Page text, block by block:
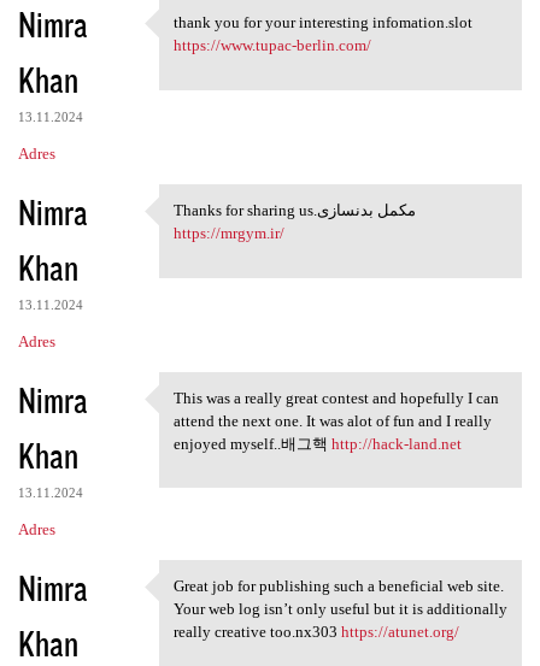
Nimra
Khan
13.11.2024
Adres
thank you for your
thank you for your interesting infomation.slot
https://www.tupac-berlin.com/
Nimra
Khan
13.11.2024
Adres
Thanks for sharing us.مکمل
Thanks for sharing us.مکمل بدنسازی
https://mrgym.ir/
Nimra
Khan
13.11.2024
Adres
This was a really great
This was a really great contest and hopefully I can
attend the next one. It was alot of fun and I really
enjoyed myself..배그핵 http://hack-land.net
Nimra
Khan
Great job for publishing such
Great job for publishing such a beneficial web site.
Your web log isn’t only useful but it is additionally
really creative too.nx303 https://atunet.org/